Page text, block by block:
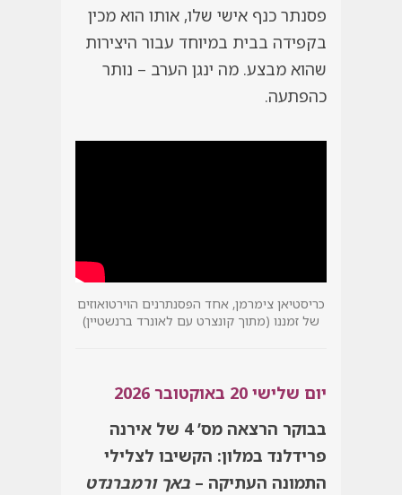
פסנתר כנף אישי שלו, אותו הוא מכין
בקפידה בבית במיוחד עבור היצירות
שהוא מבצע. מה ינגן הערב – נותר
כהפתעה.
כריסטיאן צימרמן, אחד הפסנתרנים הוירטואוזים
של זמננו (מתוך קונצרט עם לאונרד ברנשטיין)
יום שלישי 20 באוקטובר 2026
בבוקר הרצאה מס’ 4 של אירנה
פרידלנד במלון: הקשיבו לצלילי
התמונה העתיקה – באך ורמברנדט